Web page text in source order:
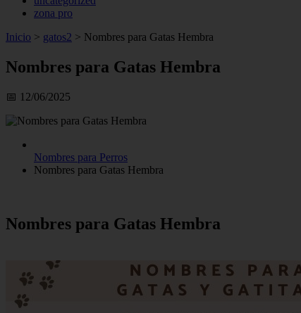
zona pro
Inicio > gatos2 > Nombres para Gatas Hembra
Nombres para Gatas Hembra
📅 12/06/2025
Nombres para Perros
Nombres para Gatas Hembra
Nombres para Gatas Hembra